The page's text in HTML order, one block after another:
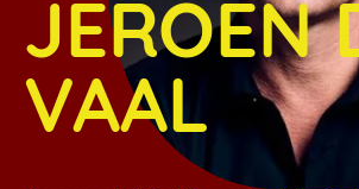
JEROEN
VAAL